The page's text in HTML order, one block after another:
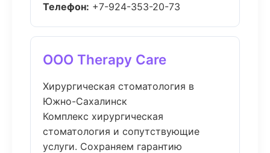
Телефон: +7-924-353-20-73
ООО Therapy Care
Хирургическая стоматология в
Южно-Сахалинск
Комплекс хирургическая
стоматология и сопутствующие
услуги. Сохраняем гарантию